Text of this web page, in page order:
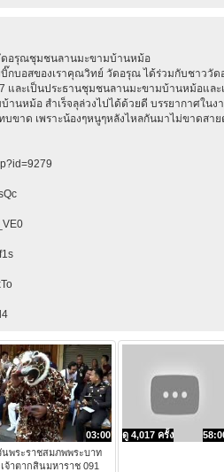
ดอรุณชุมชนลานมะขามบ้านหม้อ
บิ๊กบอสของเราคุณวิทย์ วัดอรุณ ได้ร่วมกับชาว
7 และเป็นประธานชุมชนลานมะขามบ้านหม้อแ
นหม้อ สำเร็จลุล่วงไปได้ด้วยดี บรรยากาศใ
าด เพราะน้องๆหนูๆหลังไหลกันมาไม่ขาดสา
03:00
นพระราชสมภพพระบาท
จ้าตากสินมหาราช 091
ดู 4,017 ครั้ง